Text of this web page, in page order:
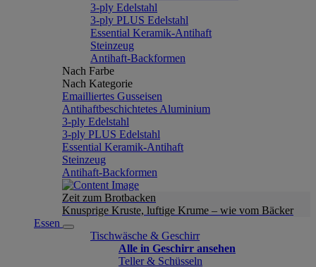
3-ply Edelstahl
3-ply PLUS Edelstahl
Essential Keramik-Antihaft
Steinzeug
Antihaft-Backformen
Nach Farbe
Nach Kategorie
Emailliertes Gusseisen
Antihaftbeschichtetes Aluminium
3-ply Edelstahl
3-ply PLUS Edelstahl
Essential Keramik-Antihaft
Steinzeug
Antihaft-Backformen
Zeit zum Brotbacken
Knusprige Kruste, luftige Krume – wie vom Bäcker
Essen
Tischwäsche & Geschirr
Alle in Geschirr ansehen
Teller & Schüsseln